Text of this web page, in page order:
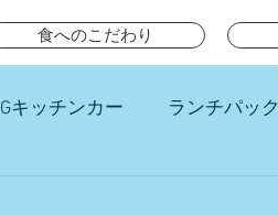
食へのこだわり
キッチンカー ランチパック